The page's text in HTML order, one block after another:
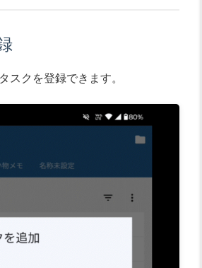
スクを登録できます。